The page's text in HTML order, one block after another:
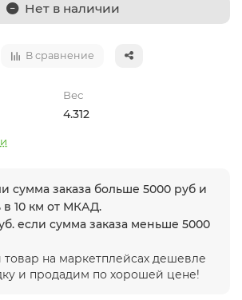
Нет в наличии
В сравнение
Вес
4.312
сумма заказа больше 5000 руб и
в 10 км от МКАД.
если сумма заказа меньше 5000
на маркетплейсах дешевле
и продадим по хорошей цене!